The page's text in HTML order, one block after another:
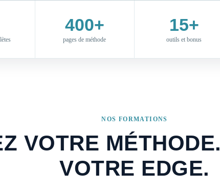
400+
pages de méthode
15+
outils et bonus
NOS FORMATIONS
VOTRE
VOTRE EDGE.